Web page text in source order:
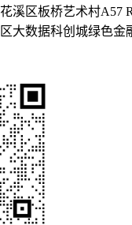
溪区板桥艺术村A57
大数据科创城绿色金